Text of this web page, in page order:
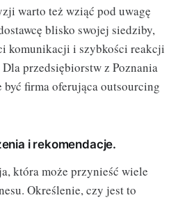
warto też wziąć pod uwagę
blisko swojej siedziby,
komunikacji i szybkości reakcji
przedsiębiorstw z Poznania
firma oferująca outsourcing
i rekomendacje.
która może przynieść wiele
Określenie, czy jest to